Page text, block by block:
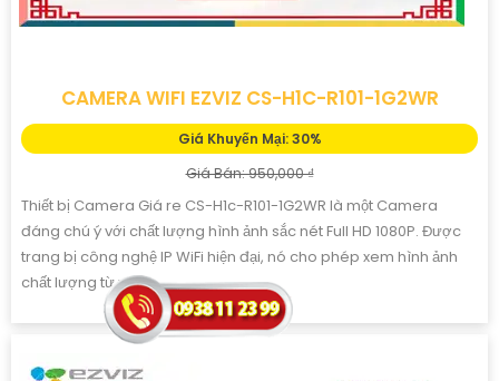
CAMERA WIFI EZVIZ CS-H1C-R101-1G2WR
Giá Khuyến Mại: 30%
Giá Bán: 950,000 ₫
Thiết bị Camera Giá re CS-H1c-R101-1G2WR là một Camera
đáng chú ý với chất lượng hình ảnh sắc nét Full HD 1080P. Được
trang bị công nghệ IP WiFi hiện đại, nó cho phép xem hình ảnh
chất lượng từ xa